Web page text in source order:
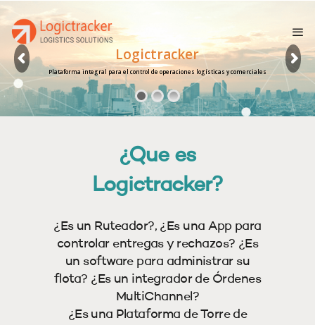
Logictracker
Plataforma integral para el control de operaciones logísticas y comerciales
¿Que es
Logictracker?
¿Es un Ruteador?, ¿Es una App para
controlar entregas y rechazos? ¿Es
un software para administrar su
flota? ¿Es un integrador de Órdenes
MultiChannel?
¿Es una Plataforma de Torre de